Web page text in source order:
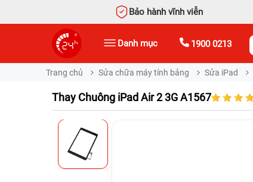
Bảo hành vĩnh viễn
Danh mục 1900 0213
Trang chủ Sửa chữa máy tính bảng Sửa iPad
Thay Chuông iPad Air 2 3G A1567